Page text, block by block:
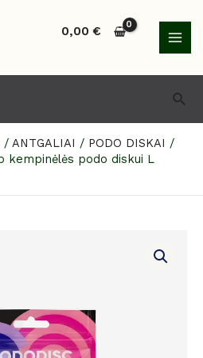
0,00€
/ ANTGALIAI / PODO DISKAI /
kempinėlės podo diskui L